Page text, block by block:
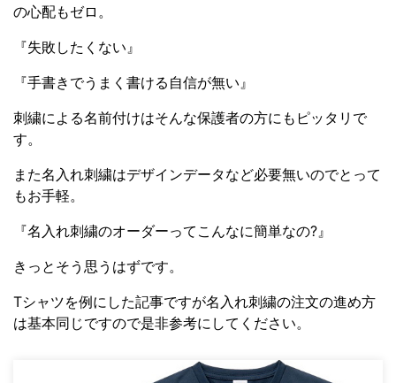
の心配もゼロ。
『失敗したくない』
『手書きでうまく書ける自信が無い』
刺繍による名前付けはそんな保護者の方にもピッタリで
す。
また名入れ刺繍はデザインデータなど必要無いのでとって
もお手軽。
『名入れ刺繍のオーダーってこんなに簡単なの?』
きっとそう思うはずです。
Tシャツを例にした記事ですが名入れ刺繍の注文の進め方
は基本同じですので是非参考にしてください。